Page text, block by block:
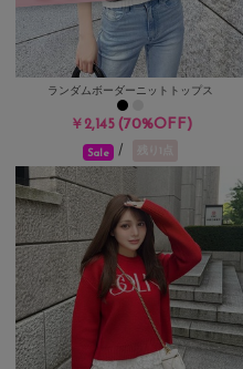
ランダムボーダーニットトップス
￥2,145(70%OFF)
Sale /